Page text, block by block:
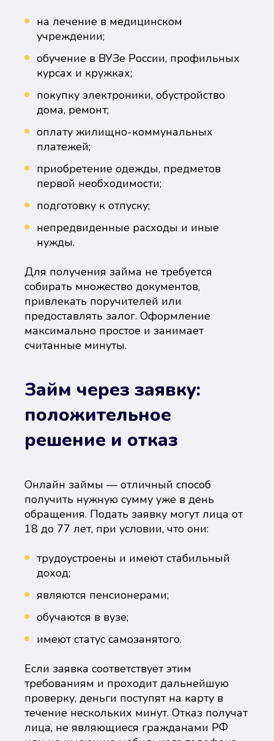
на лечение в медицинском
учреждении;
обучение в ВУЗе России, профильных
курсах и кружках;
покупку электроники, обустройство
дома, ремонт;
оплату жилищно-коммунальных
платежей;
приобретение одежды, предметов
первой необходимости;
подготовку к отпуску;
непредвиденные расходы и иные
нужды.
Для получения займа не требуется
собирать множество документов,
привлекать поручителей или
предоставлять залог. Оформление
максимально простое и занимает
считанные минуты.
Займ через заявку:
положительное
решение и отказ
Онлайн займы — отличный способ
получить нужную сумму уже в день
обращения. Подать заявку могут лица от
18 до 77 лет, при условии, что они:
трудоустроены и имеют стабильный
доход;
являются пенсионерами;
обучаются в вузе;
имеют статус самозанятого.
Если заявка соответствует этим
требованиям и проходит дальнейшую
проверку, деньги поступят на карту в
течение нескольких минут. Отказ получат
лица, не являющиеся гражданами РФ